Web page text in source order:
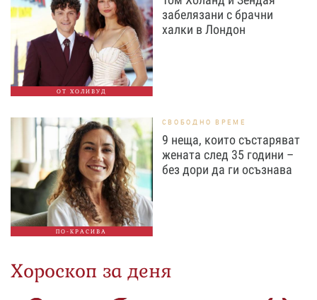
ОТ ХОЛИВУД
забелязани с брачни
халки в Лондон
ПО-КРАСИВА
СВОБОДНО ВРЕМЕ
9 неща, които състаряват
жената след 35 години –
без дори да ги осъзнава
Хороскоп за деня